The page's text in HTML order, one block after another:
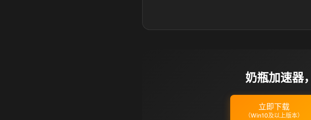
奶瓶加速器
立即下载
（Win10及以上版本）